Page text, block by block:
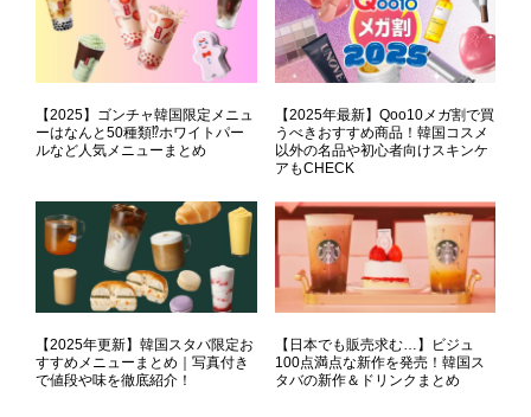
【2025】ゴンチャ韓国限定メニュ
ーはなんと50種類⁉ホワイトパー
ルなど人気メニューまとめ
【2025年最新】Qoo10メガ割で買
うべきおすすめ商品！韓国コスメ
以外の名品や初心者向けスキンケ
アもCHECK
【2025年更新】韓国スタバ限定お
すすめメニューまとめ｜写真付き
で値段や味を徹底紹介！
【日本でも販売求む…】ビジュ
100点満点な新作を発売！韓国ス
タバの新作＆ドリンクまとめ